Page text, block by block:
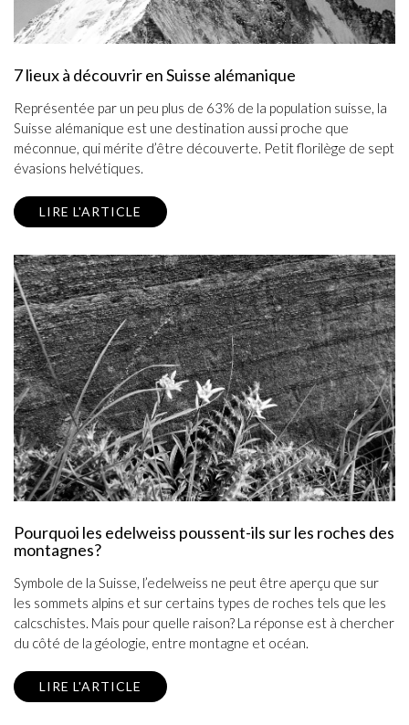
7 lieux à découvrir en Suisse alémanique
Représentée par un peu plus de 63% de la population suisse, la
Suisse alémanique est une destination aussi proche que
méconnue, qui mérite d’être découverte. Petit florilège de sept
évasions helvétiques.
LIRE L'ARTICLE
Pourquoi les edelweiss poussent-ils sur les roches des
montagnes?
Symbole de la Suisse, l’edelweiss ne peut être aperçu que sur
les sommets alpins et sur certains types de roches tels que les
calcschistes. Mais pour quelle raison? La réponse est à chercher
du côté de la géologie, entre montagne et océan.
LIRE L'ARTICLE